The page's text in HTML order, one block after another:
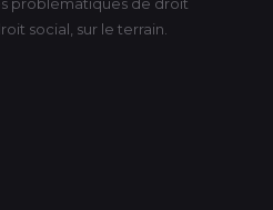
social, sur le terrain.